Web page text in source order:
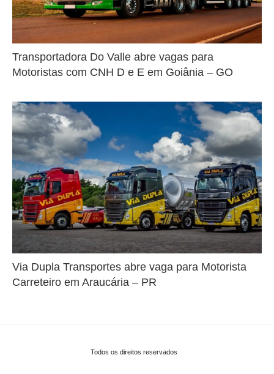
Transportadora Do Valle abre vagas para
Motoristas com CNH D e E em Goiânia – GO
Via Dupla Transportes abre vaga para Motorista
Carreteiro em Araucária – PR
Todos os direitos reservados